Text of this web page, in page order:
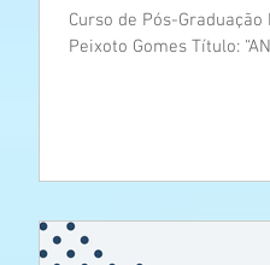
Curso de Pós-
Peixoto Gomes Título: